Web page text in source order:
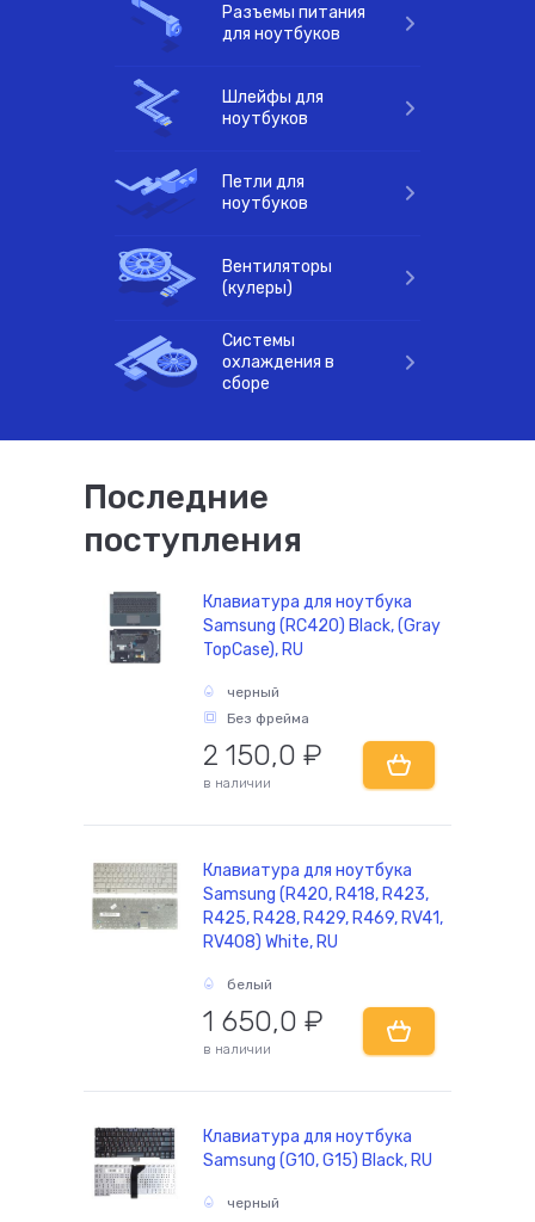
комплектующие
Разъемы питания
для ноутбуков
Шлейфы для
ноутбуков
Петли для
ноутбуков
Вентиляторы
(кулеры)
Системы
охлаждения в
сборе
Последние
поступления
Клавиатура для ноутбука
Samsung (RC420) Black, (Gray
TopCase), RU
черный
Без фрейма
2 150,0 ₽
в наличии
Клавиатура для ноутбука
Samsung (R420, R418, R423,
R425, R428, R429, R469, RV41,
RV408) White, RU
белый
1 650,0 ₽
в наличии
Клавиатура для ноутбука
Samsung (G10, G15) Black, RU
черный